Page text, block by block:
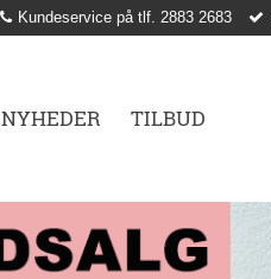
Kundeservice på tlf. 2883 2683
NYHEDER TILBUD